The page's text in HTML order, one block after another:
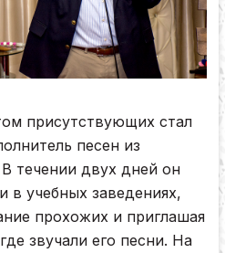
присутствующих стал
песен из
течении двух дней он
в учебных заведениях,
прохожих и приглашая
звучали его песни. На